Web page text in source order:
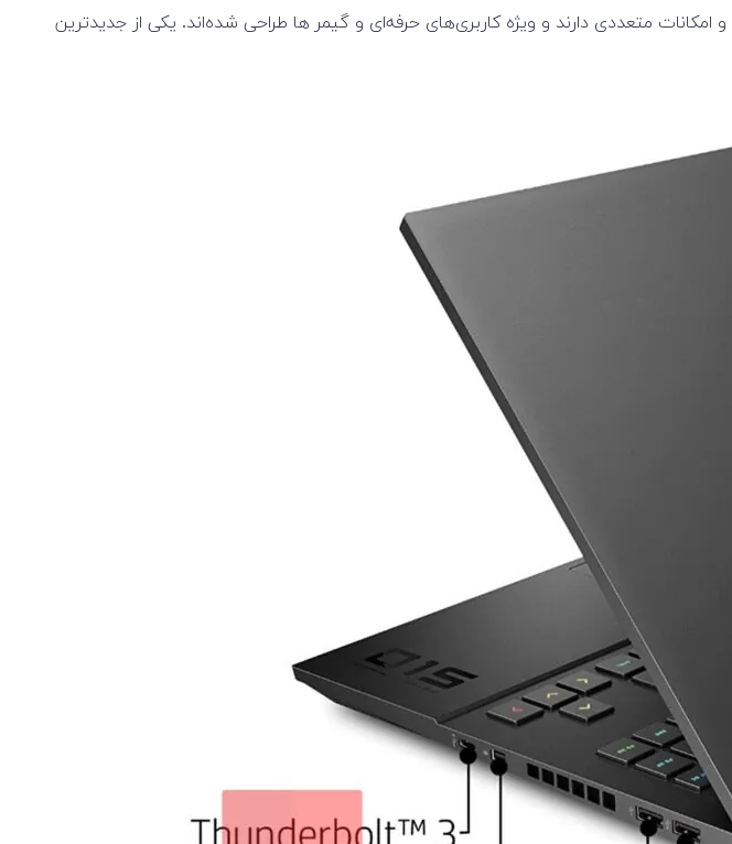
متعددی دارند و ویژه کاربری‌های حرفه‌ای و گیمر ها طراحی شده‌اند. یکی از جدیدترین